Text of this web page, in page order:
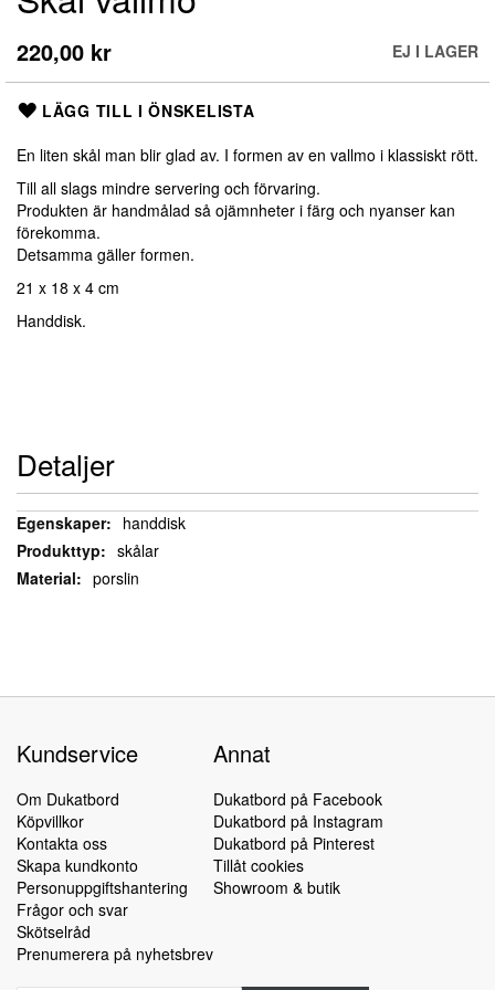
220,00 kr EJ I LAGER
LÄGG TILL I ÖNSKELISTA
En liten skål man blir glad av. I formen av en vallmo i klassiskt rött.
Till all slags mindre servering och förvaring.
Produkten är handmålad så ojämnheter i färg och nyanser kan
förekomma.
Detsamma gäller formen.
21 x 18 x 4 cm
Handdisk.
till
av
bildgalleriet
Detaljer
Detaljer
handdisk
skålar
porslin
Kundservice
Om Dukatbord
Köpvillkor
Kontakta oss
Skapa kundkonto
Personuppgiftshantering
Frågor och svar
Skötselråd
Prenumerera på nyhetsbrev
Annat
Dukatbord på Facebook
Dukatbord på Instagram
Dukatbord på Pinterest
Tillåt cookies
Showroom & butik